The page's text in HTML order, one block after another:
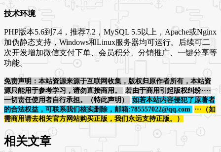
技术环境
PHP版本5.6到7.4，推荐7.2，MySQL 5.5以上，Apache或Nginx
加伪静态支持，Windows和Linux服务器均可运行。后续可二
次开发增加微信支付下单、会员积分、分销推广、一键分享等
功能。
免责声明：本站资源来源于互联网收集，版权归原作者所有，本站资
源只能用于参考学习，请勿直接商用。
若由于商用引起版权纠纷····
一切责任使用者自行承担。（特此声明）
如若本站内容侵犯了原著者
的合法权益，可联系我们核实删除，邮箱:785557022@qq.com
···（如
需商用请去相关官方网站购买正版，我们永远支持正版。）
相关文章